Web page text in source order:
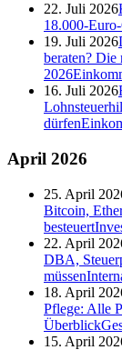
22. Juli 2026
18.000-
19. Juli 2026
beraten? Die
2026
16. Juli 2026
dürfen
April 2026
25. April
Bitcoin,
besteuert
22. April
DBA,
müssen
18. April
Pflege: Alle
Überblick
15. April